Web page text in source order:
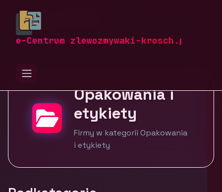
e-Centrum zlewozmywaki-krosch.pl
zlewozmywaki-krosch.pl
Opakowania i etykiety
Opakowania i
etykiety
Firmy w kategorii Opakowania
i etykiety